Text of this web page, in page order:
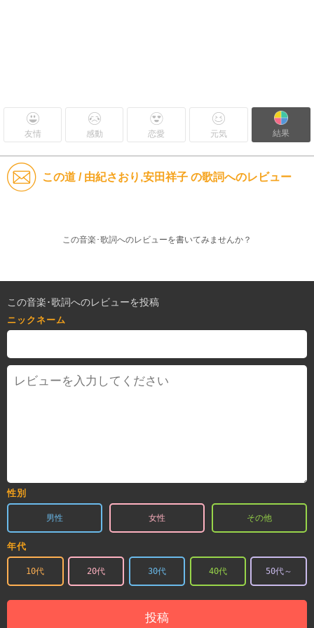
友情 感動 恋愛 元気 結果
この道 / 由紀さおり,安田祥子 の歌詞へのレビュー
この音楽･歌詞へのレビューを書いてみませんか？
この音楽･歌詞へのレビューを投稿
ニックネーム
性別
男性 女性 その他
年代
10代 20代 30代 40代 50代～
投稿